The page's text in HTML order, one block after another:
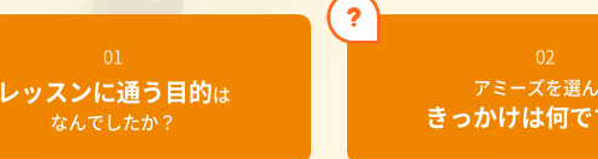
01
レッスンに通う目的は
なんでしたか？
02
アミーズを選
きっかけは何